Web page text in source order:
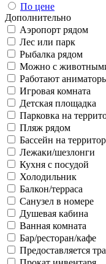
По цене
Дополнительно
Аэропорт рядом
Лес или парк
Рыбалка рядом
Можно с
Работают
Игровая комната
Детская площадка
Парковка на
Пляж рядом
Бассейн на
Лежаки/шезлонги
Кухня с посудой
Холодильник
Балкон/терраса
Санузел в номере
Душевая кабина
Ванная комната
Бар/ресторан/кафе
Предоставляется